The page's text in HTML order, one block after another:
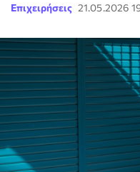
Επιχειρήσεις 21.05.2026